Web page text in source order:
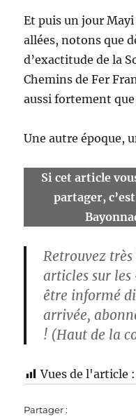
Et puis un jour Mayi
allées, notons que
d’exactitude de la
Chemins de Fer
aussi fortement
Une autre époque,
Si cet article
partager,
Retrouvez
articles sur les
être informé
arrivée,
! (Haut de la
Vues de l'article :
Partager :